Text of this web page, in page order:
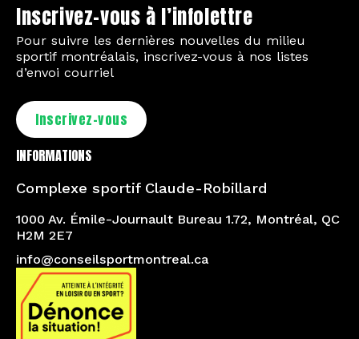
Inscrivez-vous à l’infolettre
Pour suivre les dernières nouvelles du milieu
sportif montréalais, inscrivez-vous à nos listes
d’envoi courriel
Inscrivez-vous
INFORMATIONS
Complexe sportif Claude-Robillard
1000 Av. Émile-Journault Bureau 1.72, Montréal, QC
H2M 2E7
info@conseilsportmontreal.ca